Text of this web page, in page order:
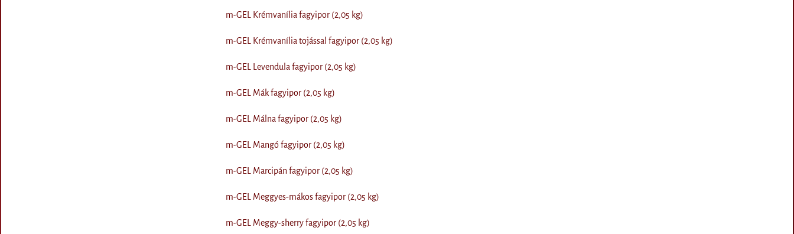
m-GEL Krémvanília fagyipor (2,05 kg)
m-GEL Krémvanília tojással fagyipor (2,05 kg)
m-GEL Levendula fagyipor (2,05 kg)
m-GEL Mák fagyipor (2,05 kg)
m-GEL Málna fagyipor (2,05 kg)
m-GEL Mangó fagyipor (2,05 kg)
m-GEL Marcipán fagyipor (2,05 kg)
m-GEL Meggyes-mákos fagyipor (2,05 kg)
m-GEL Meggy-sherry fagyipor (2,05 kg)